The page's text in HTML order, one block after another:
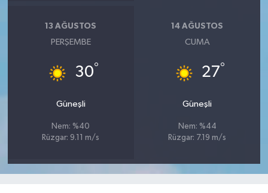
13 AĞUSTOS
PERŞEMBE
30°
Güneşli
Nem: %40
Rüzgar: 9.11 m/s
14 AĞUSTOS
CUMA
27°
Güneşli
Nem: %44
Rüzgar: 7.19 m/s